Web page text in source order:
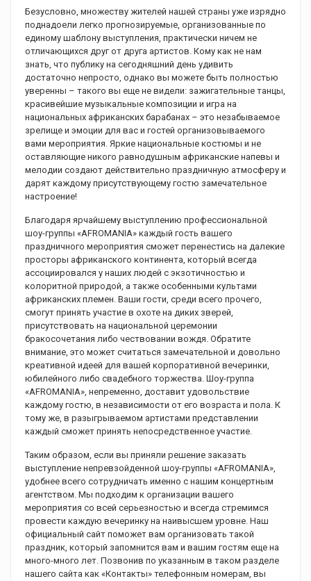
Безусловно, множеству жителей нашей страны уже изрядно
поднадоели легко прогнозируемые, организованные по
единому шаблону выступления, практически ничем не
отличающихся друг от друга артистов. Кому как не нам
знать, что публику на сегодняшний день удивить
достаточно непросто, однако вы можете быть полностью
уверенны – такого вы еще не видели: зажигательные танцы,
красивейшие музыкальные композиции и игра на
национальных африканских барабанах – это незабываемое
зрелище и эмоции для вас и гостей организовываемого
вами мероприятия. Яркие национальные костюмы и не
оставляющие никого равнодушным африканские напевы и
мелодии создают действительно праздничную атмосферу и
дарят каждому присутствующему гостю замечательное
настроение!
Благодаря ярчайшему выступлению профессиональной
шоу-группы «AFROMANIA» каждый гость вашего
праздничного мероприятия сможет перенестись на далекие
просторы африканского континента, который всегда
ассоциировался у наших людей с экзотичностью и
колоритной природой, а также особенными культами
африканских племен. Ваши гости, среди всего прочего,
смогут принять участие в охоте на диких зверей,
присутствовать на национальной церемонии
бракосочетания либо чествовании вождя. Обратите
внимание, это может считаться замечательной и довольно
креативной идеей для вашей корпоративной вечеринки,
юбилейного либо свадебного торжества. Шоу-группа
«AFROMANIA», непременно, доставит удовольствие
каждому гостю, в независимости от его возраста и пола. К
тому же, в разыгрываемом артистами представлении
каждый сможет принять непосредственное участие.
Таким образом, если вы приняли решение заказать
выступление непревзойденной шоу-группы «AFROMANIA»,
удобнее всего сотрудничать именно с нашим концертным
агентством. Мы подходим к организации вашего
мероприятия со всей серьезностью и всегда стремимся
провести каждую вечеринку на наивысшем уровне. Наш
официальный сайт поможет вам организовать такой
праздник, который запомнится вам и вашим гостям еще на
много-много лет. Позвонив по указанным в таком разделе
нашего сайта как «Контакты» телефонным номерам, вы